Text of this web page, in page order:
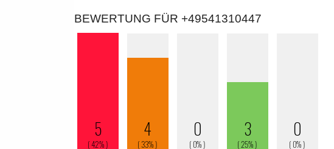
BEWERTUNG FÜR +49541310447